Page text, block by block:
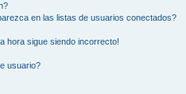
en las listas de usuarios conectados?
hora sigue siendo incorrecto!
usuario?